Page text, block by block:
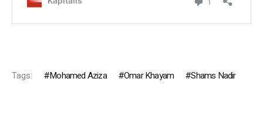
Tags: Mohamed Aziza Omar Khayam Shams Nadir